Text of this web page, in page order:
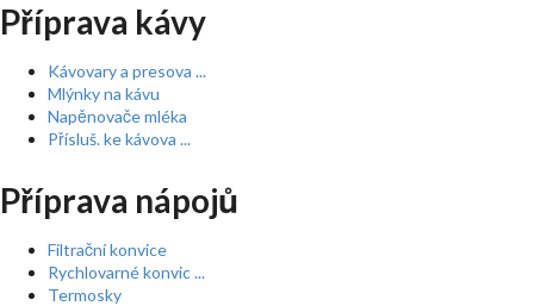
Příprava kávy
Kávovary a presova ...
Mlýnky na kávu
Napěnovače mléka
Přísluš. ke kávova ...
Příprava nápojů
Filtrační konvice
Rychlovarné konvic ...
Termosky